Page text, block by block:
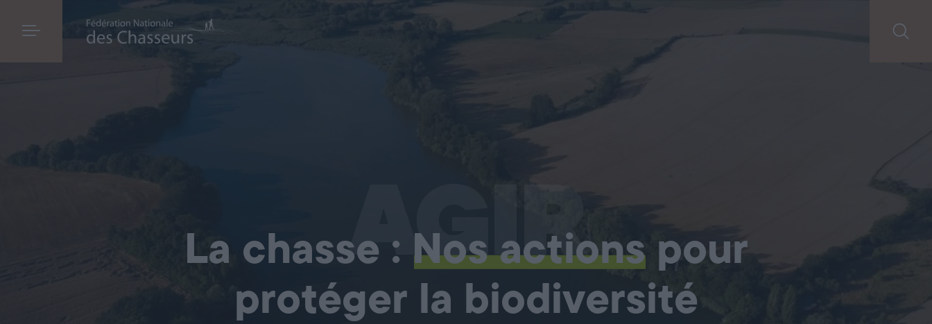
AGIR
La chasse : Nos actionspour
protéger la biodiversité